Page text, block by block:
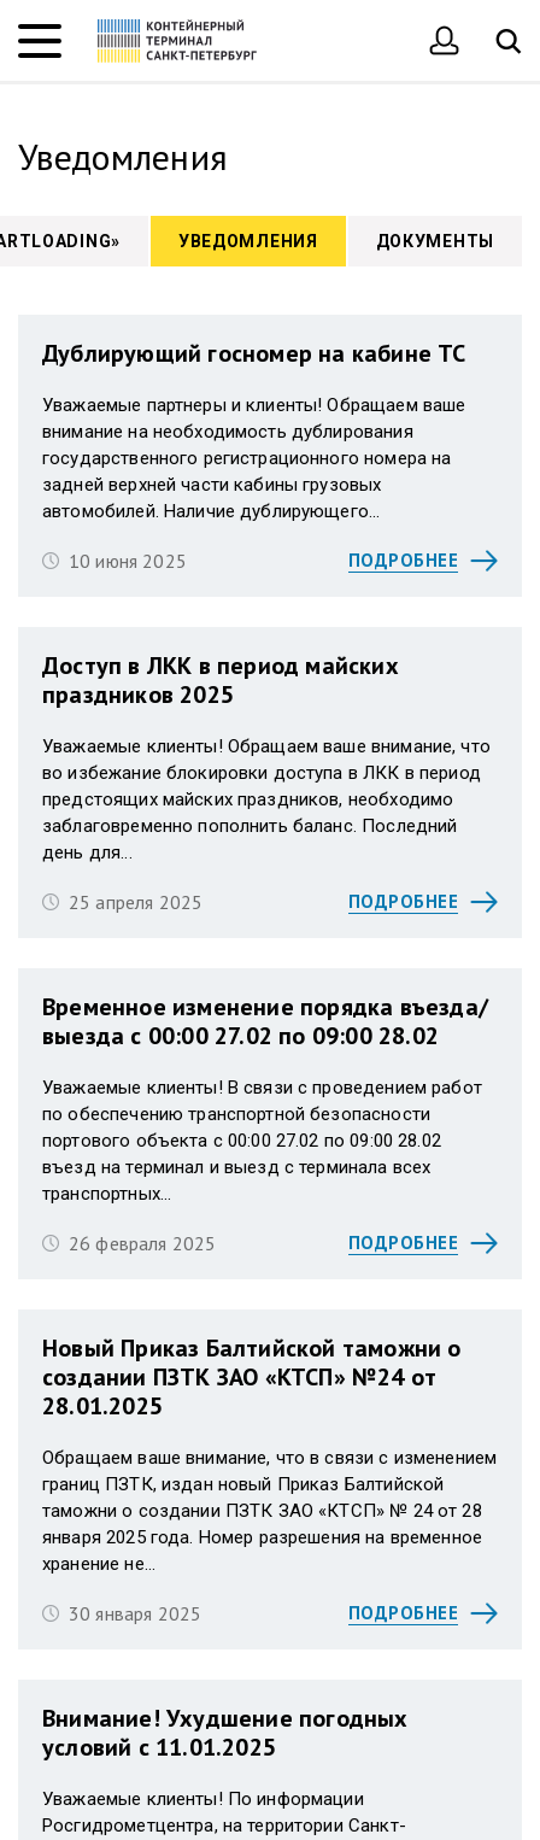
Уведомления
УВЕДОМЛЕНИЯ ДОКУМЕНТЫ
Дублирующий госномер на кабине ТС
Уважаемые партнеры и клиенты! Обращаем ваше
внимание на необходимость дублирования
государственного регистрационного номера на
задней верхней части кабины грузовых
автомобилей. Наличие дублирующего...
10 июня 2025 ПОДРОБНЕЕ
Доступ в ЛКК в период майских
праздников 2025
Уважаемые клиенты! Обращаем ваше внимание, что
во избежание блокировки доступа в ЛКК в период
предстоящих майских праздников, необходимо
заблаговременно пополнить баланс. Последний
день для...
25 апреля 2025 ПОДРОБНЕЕ
Временное изменение порядка въезда/
выезда с 00:00 27.02 по 09:00 28.02
Уважаемые клиенты! В связи с проведением работ
по обеспечению транспортной безопасности
портового объекта с 00:00 27.02 по 09:00 28.02
въезд на терминал и выезд с терминала всех
транспортных...
26 февраля 2025 ПОДРОБНЕЕ
Новый Приказ Балтийской таможни о
создании ПЗТК ЗАО «КТСП» №24 от
28.01.2025
Обращаем ваше внимание, что в связи с изменением
границ ПЗТК, издан новый Приказ Балтийской
таможни о создании ПЗТК ЗАО «КТСП» № 24 от 28
января 2025 года. Номер разрешения на временное
хранение не...
30 января 2025 ПОДРОБНЕЕ
Внимание! Ухудшение погодных
условий с 11.01.2025
Уважаемые клиенты! По информации
Росгидрометцентра, на территории Санкт-